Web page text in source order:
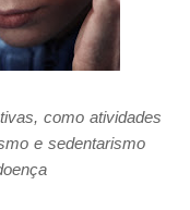
como atividades
e sedentarismo